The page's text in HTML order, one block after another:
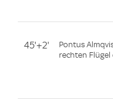
45'+2'
Pontus
rechten Flügel